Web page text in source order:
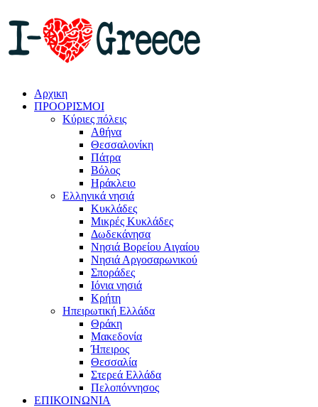
Αρχικη
ΠΡΟΟΡΙΣΜΟΙ
Κύριες πόλεις
Αθήνα
Θεσσαλονίκη
Πάτρα
Βόλος
Ηράκλειο
Ελληνικά νησιά
Κυκλάδες
Μικρές Κυκλάδες
Δωδεκάνησα
Νησιά Βορείου Αιγαίου
Νησιά Αργοσαρωνικού
Σποράδες
Ιόνια νησιά
Κρήτη
Ηπειρωτική Ελλάδα
Θράκη
Μακεδονία
Ήπειρος
Θεσσαλία
Στερεά Ελλάδα
Πελοπόννησος
ΕΠΙΚΟΙΝΩΝΙΑ